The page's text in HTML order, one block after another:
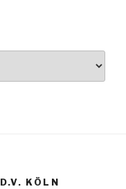
KÖLN